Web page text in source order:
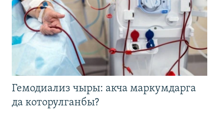
Гемодиализ чыры: акча маркумдарга
да которулганбы?